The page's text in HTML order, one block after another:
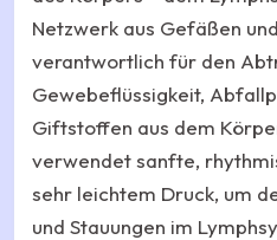
Netzwerk aus Gefäßen
verantwortlich für den
Gewebeflüssigkeit,
Giftstoffen aus dem
verwendet sanfte,
sehr leichtem Druck, um
und Stauungen im